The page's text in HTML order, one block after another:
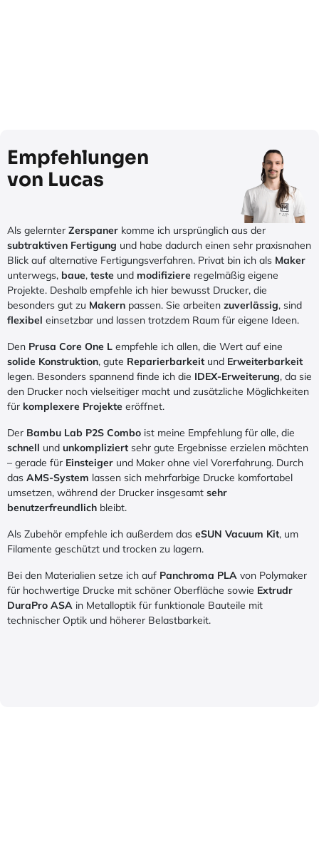
Empfehlungen
von Lucas
Als gelernter Zerspaner komme ich ursprünglich aus der
subtraktiven Fertigung und habe dadurch einen sehr praxisnahen
Blick auf alternative Fertigungsverfahren. Privat bin ich als Maker
unterwegs, baue, teste und modifiziere regelmäßig eigene
Projekte. Deshalb empfehle ich hier bewusst Drucker, die
besonders gut zu Makern passen. Sie arbeiten zuverlässig, sind
flexibel einsetzbar und lassen trotzdem Raum für eigene Ideen.
Den Prusa Core One L empfehle ich allen, die Wert auf eine
solide Konstruktion, gute Reparierbarkeit und Erweiterbarkeit
legen. Besonders spannend finde ich die IDEX-Erweiterung, da sie
den Drucker noch vielseitiger macht und zusätzliche Möglichkeiten
für komplexere Projekte eröffnet.
Der Bambu Lab P2S Combo ist meine Empfehlung für alle, die
schnell und unkompliziert sehr gute Ergebnisse erzielen möchten
– gerade für Einsteiger und Maker ohne viel Vorerfahrung. Durch
das AMS-System lassen sich mehrfarbige Drucke komfortabel
umsetzen, während der Drucker insgesamt sehr
benutzerfreundlich bleibt.
Als Zubehör empfehle ich außerdem das eSUN Vacuum Kit, um
Filamente geschützt und trocken zu lagern.
Bei den Materialien setze ich auf Panchroma PLA von Polymaker
für hochwertige Drucke mit schöner Oberfläche sowie Extrudr
DuraPro ASA in Metalloptik für funktionale Bauteile mit
technischer Optik und höherer Belastbarkeit.